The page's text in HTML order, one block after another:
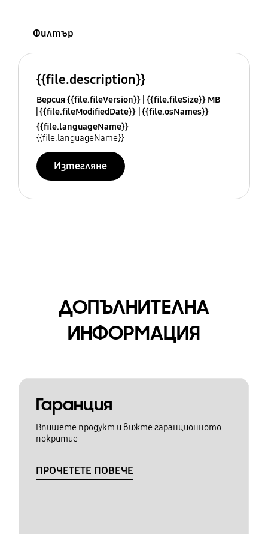
Филтър
{{file.description}}
Версия {{file.fileVersion}} {{file.fileSize}} MB
{{file.fileModifiedDate}} {{file.osNames}}
{{file.languageName}}
{{file.languageName}}
Изтегляне
ДОПЪЛНИТЕЛНА
ИНФОРМАЦИЯ
Гаранция
Впишете продукт и вижте гаранционното
покритие
ПРОЧЕТЕТЕ ПОВЕЧЕ